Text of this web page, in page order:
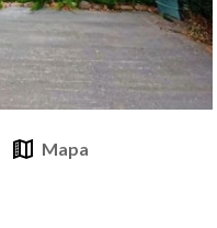
Mapa